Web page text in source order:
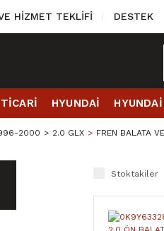
HİZMET TEKLİFİ DESTEK
HYUNDAİ
2000 2.0 GLX FREN BALATA
Stoktakiler